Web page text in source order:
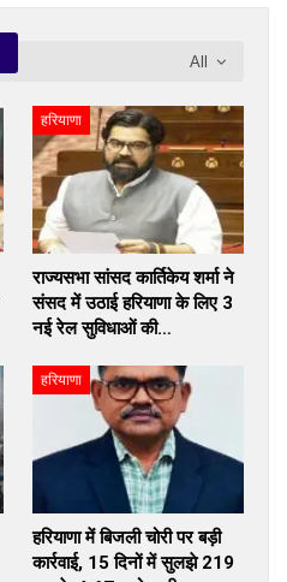
All
हरियाणा
राज्यसभा सांसद कार्तिकेय शर्मा ने
संसद में उठाई हरियाणा के लिए 3
नई रेल सुविधाओं की…
हरियाणा
हरियाणा में बिजली चोरी पर बड़ी
कार्रवाई, 15 दिनों में सुलझे 219